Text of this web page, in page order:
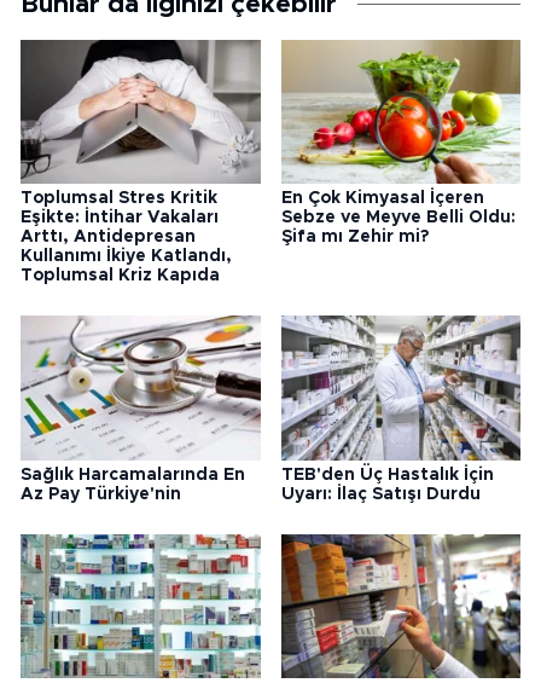
Toplumsal Stres Kritik
Eşikte: İntihar Vakaları
Arttı, Antidepresan
Kullanımı İkiye Katlandı,
Toplumsal Kriz Kapıda
En Çok Kimyasal İçeren
Sebze ve Meyve Belli Oldu:
Şifa mı Zehir mi?
Sağlık Harcamalarında En
Az Pay Türkiye'nin
TEB'den Üç Hastalık İçin
Uyarı: İlaç Satışı Durdu